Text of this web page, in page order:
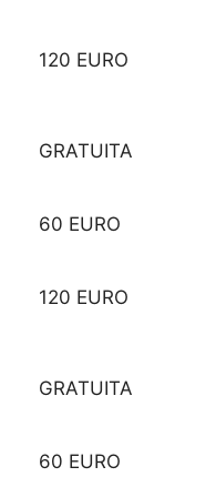
120 EURO
GRATUITA
60 EURO
120 EURO
GRATUITA
60 EURO